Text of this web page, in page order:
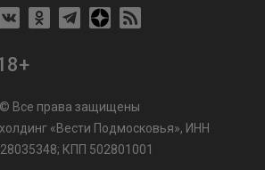
© Все права защищены
«Вести Подмосковья», ИНН
КПП 502801001